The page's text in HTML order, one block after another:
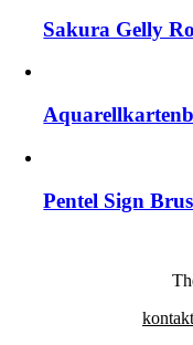
Sakura Gelly
Pentel Sign